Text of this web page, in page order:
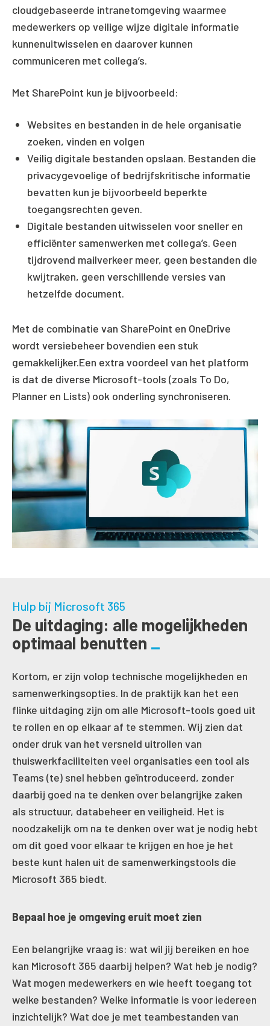
cloudgebaseerde intranetomgeving waarmee
medewerkers op veilige wijze digitale informatie
kunnenuitwisselen en daarover kunnen
communiceren met collega’s.
Met SharePoint kun je bijvoorbeeld:
Websites en bestanden in de hele organisatie
zoeken, vinden en volgen
Veilig digitale bestanden opslaan. Bestanden die
privacygevoelige of bedrijfskritische informatie
bevatten kun je bijvoorbeeld beperkte
toegangsrechten geven.
Digitale bestanden uitwisselen voor sneller en
efficiënter samenwerken met collega’s. Geen
tijdrovend mailverkeer meer, geen bestanden die
kwijtraken, geen verschillende versies van
hetzelfde document.
Met de combinatie van SharePoint en OneDrive
wordt versiebeheer bovendien een stuk
gemakkelijker.Een extra voordeel van het platform
is dat de diverse Microsoft-tools (zoals To Do,
Planner en Lists) ook onderling synchroniseren.
Hulp bij Microsoft 365
De uitdaging: alle mogelijkheden
optimaal benutten
Kortom, er zijn volop technische mogelijkheden en
samenwerkingsopties. In de praktijk kan het een
flinke uitdaging zijn om alle Microsoft-tools goed uit
te rollen en op elkaar af te stemmen. Wij zien dat
onder druk van het versneld uitrollen van
thuiswerkfaciliteiten veel organisaties een tool als
Teams (te) snel hebben geïntroduceerd, zonder
daarbij goed na te denken over belangrijke zaken
als structuur, databeheer en veiligheid. Het is
noodzakelijk om na te denken over wat je nodig hebt
om dit goed voor elkaar te krijgen en hoe je het
beste kunt halen uit de samenwerkingstools die
Microsoft 365 biedt.
Bepaal hoe je omgeving eruit moet zien
Een belangrijke vraag is: wat wil jij bereiken en hoe
kan Microsoft 365 daarbij helpen? Wat heb je nodig?
Wat mogen medewerkers en wie heeft toegang tot
welke bestanden? Welke informatie is voor iedereen
inzichtelijk? Wat doe je met teambestanden van